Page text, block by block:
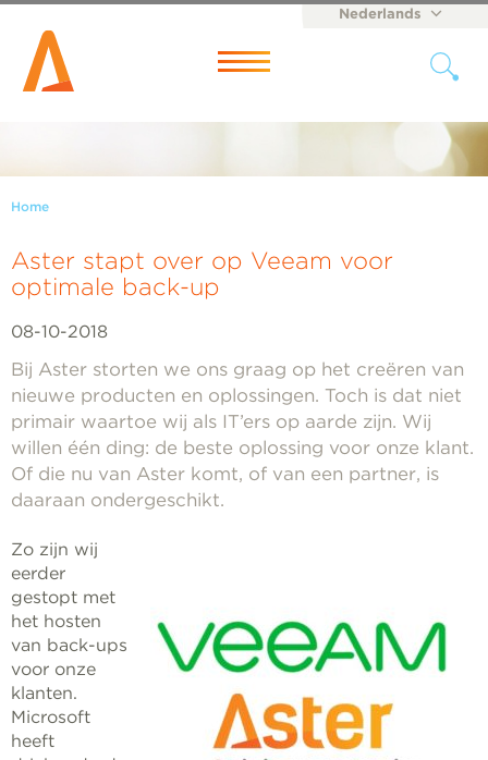
Nederlands
Menu
Home
Aster stapt over op Veeam voor
optimale back-up
08-10-2018
Bij Aster storten we ons graag op het creëren van
nieuwe producten en oplossingen. Toch is dat niet
primair waartoe wij als IT’ers op aarde zijn. Wij
willen één ding: de beste oplossing voor onze klant.
Of die nu van Aster komt, of van een partner, is
daaraan ondergeschikt.
Zo zijn wij
eerder
gestopt met
het hosten
van back-ups
voor onze
klanten.
Microsoft
heeft